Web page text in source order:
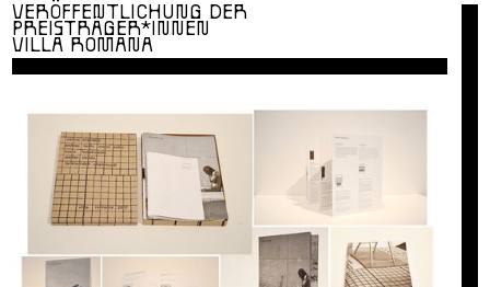
VERÖFFENTLICHUNG DER
PREISTRÄGER*INNEN
VILLA ROMANA